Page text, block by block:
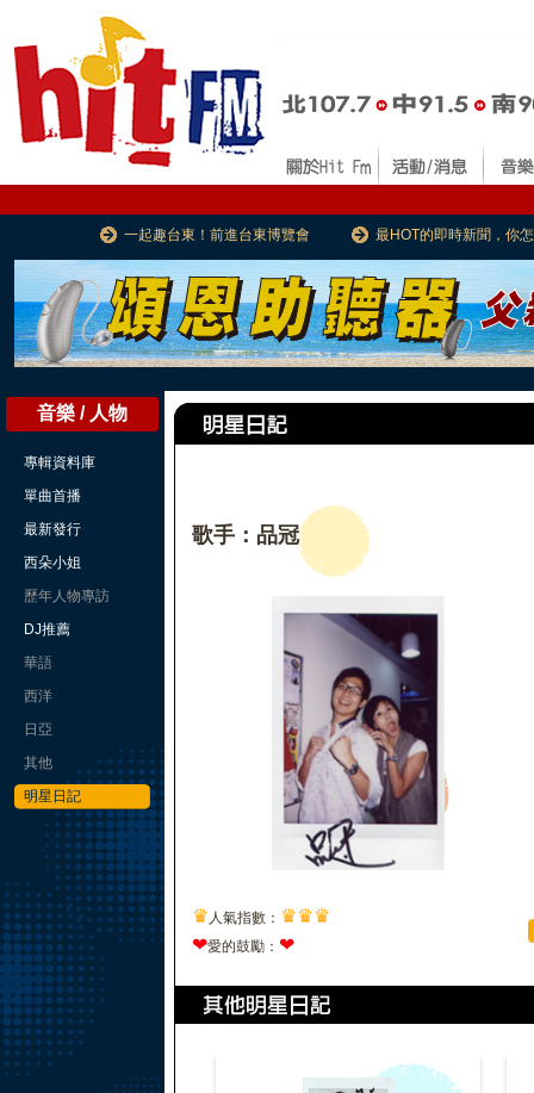
一起趣台東！前進台東博覽會 最HOT的即時新聞，你
音樂 / 人物
專輯資料庫
單曲首播
最新發行
西朵小姐
歷年人物專訪
DJ推薦
華語
西洋
日亞
其他
明星日記
歌手：品冠
♛ 人氣指數： ♛♛♛
❤愛的鼓勵： ❤